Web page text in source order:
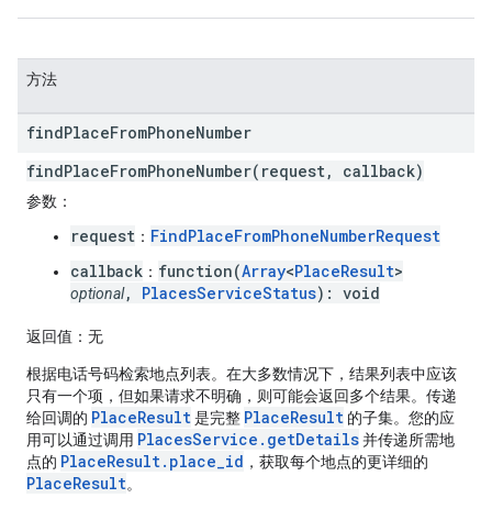
方法
findPlaceFromPhoneNumber
findPlaceFromPhoneNumber(request, callback)
参数 ：
request ： FindPlaceFromPhoneNumberRequest
callback ： function(Array<PlaceResult>
optional, PlacesServiceStatus): void
返回值 ：无
根据电话号码检索地点列表。在大多数情况下，结果列表中应该
只有一个项，但如果请求不明确，则可能会返回多个结果。传递
给回调的 PlaceResult是完整 PlaceResult 的子集。您的应
用可以通过调用 PlacesService.getDetails并传递所需地
点的 PlaceResult.place_id ，获取每个地点的更详细的
PlaceResult。